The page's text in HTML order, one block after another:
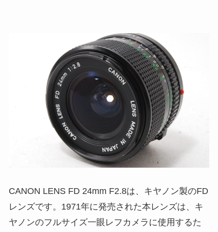
CANON LENS FD 24mm F2.8は、キヤノン製のFD
レンズです。1971年に発売された本レンズは、キ
ヤノンのフルサイズ一眼レフカメラに使用するた